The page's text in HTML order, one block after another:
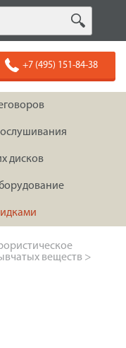
+7 (495) 151-84-38
дисков
веществ >